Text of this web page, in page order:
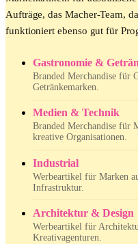
Aufträge, das Macher-Team,
funktioniert ebenso gut für
Gastronomie &
Branded Merchandise für
Getränkemarken.
Medien & Technik
Branded Merchandise für
kreative Organisationen.
Industrial
Werbeartikel für Marken
Infrastruktur.
Architektur & Design
Werbeartikel für
Kreativagenturen.